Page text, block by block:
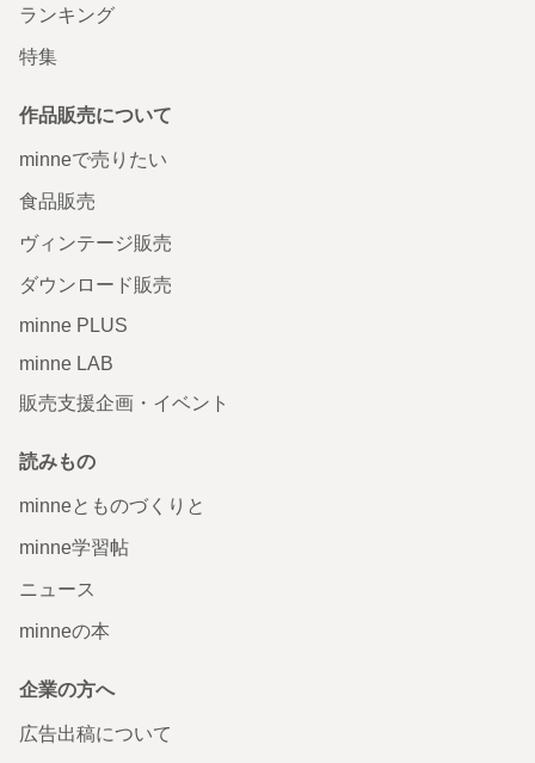
ランキング
特集
作品販売について
minneで売りたい
食品販売
ヴィンテージ販売
ダウンロード販売
minne PLUS
minne LAB
販売支援企画・イベント
読みもの
minneとものづくりと
minne学習帖
ニュース
minneの本
企業の方へ
広告出稿について